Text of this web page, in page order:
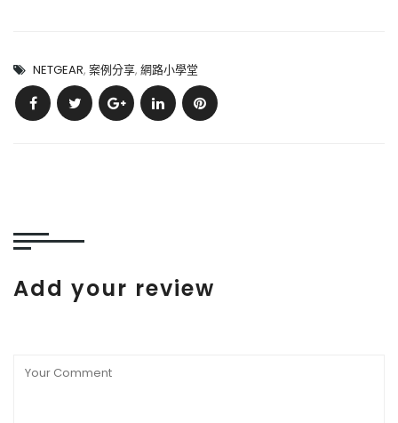
NETGEAR, 案例分享, 網路小學堂
Add your review